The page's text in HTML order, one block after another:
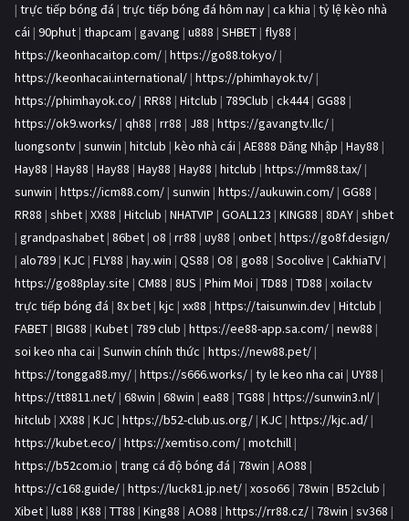
| trực tiếp bóng đá | trực tiếp bóng đá hôm nay | ca khia | tỷ lệ kèo nhà
cái | 90phut | thapcam | gavang | u888 | SHBET | fly88 |
https://keonhacaitop.com/ | https://go88.tokyo/ |
https://keonhacai.international/ | https://phimhayok.tv/ |
https://phimhayok.co/ | RR88 | Hitclub | 789Club | ck444| GG88 |
https://ok9.works/ | qh88 | rr88 | J88 | https://gavangtv.llc/ |
luongsontv | sunwin | hitclub | kèo nhà cái | AE888 Đăng Nhập | Hay88 |
Hay88 | Hay88 | Hay88 | Hay88 | Hay88 | hitclub | https://mm88.tax/ |
sunwin | https://icm88.com/ | sunwin | https://aukuwin.com/ | GG88 |
RR88 | shbet | XX88 | Hitclub | NHATVIP | GOAL123 | KING88 | 8DAY | shbet
| grandpashabet | 86bet | o8 | rr88 | uy88 | onbet | https://go8f.design/
| alo789 | KJC | FLY88 | hay.win | QS88 | O8 | go88 | Socolive | CakhiaTV |
https://go88play.site | CM88 | 8US | Phim Moi | TD88 | TD88 | xoilactv
trực tiếp bóng đá | 8x bet | kjc | xx88 | https://taisunwin.dev | Hitclub |
FABET | BIG88 | Kubet | 789 club | https://ee88-app.sa.com/ | new88 |
soi keo nha cai | Sunwin chính thức | https://new88.pet/ |
https://tongga88.my/ | https://s666.works/ | ty le keo nha cai | UY88 |
https://tt8811.net/ | 68win | 68win | ea88 | TG88 | https://sunwin3.nl/ |
hitclub | XX88 | KJC | https://b52-club.us.org/ | KJC | https://kjc.ad/ |
https://kubet.eco/ | https://xemtiso.com/ | motchill |
https://b52com.io | trang cá độ bóng đá | 78win | AO88 |
https://c168.guide/ | https://luck81.jp.net/ | xoso66 | 78win | B52club |
Xibet | lu88 | K88 | TT88 | King88 | AO88 | https://rr88.cz/ | 78win | sv368 |